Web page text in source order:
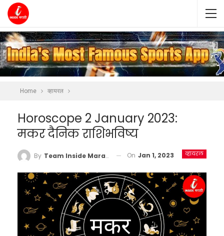
Home व्हायरल
Horoscope 2 January 2023:
मकर दैनिक राशिभविष्य
व्हायरल
By Team Inside Marathi On Jan 1, 2023